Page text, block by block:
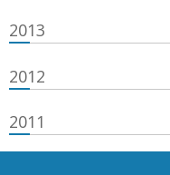
2013
2012
2011